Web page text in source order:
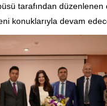
tarafından düzenlenen
konuklarıyla devam